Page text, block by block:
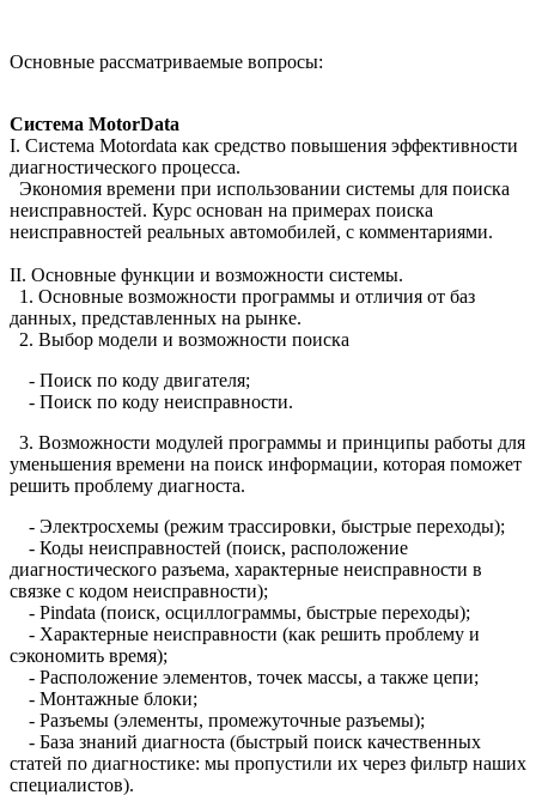
Основные рассматриваемые вопросы:
Система MotorData
I. Система Motordata как средство повышения эффективности
диагностического процесса.
Экономия времени при использовании системы для поиска
неисправностей. Курс основан на примерах поиска
неисправностей реальных автомобилей, с комментариями.
II. Основные функции и возможности системы.
1. Основные возможности программы и отличия от баз
данных, представленных на рынке.
2. Выбор модели и возможности поиска
- Поиск по коду двигателя;
- Поиск по коду неисправности.
3. Возможности модулей программы и принципы работы для
уменьшения времени на поиск информации, которая поможет
решить проблему диагноста.
- Электросхемы (режим трассировки, быстрые переходы);
- Коды неисправностей (поиск, расположение
диагностического разъема, характерные неисправности в
связке с кодом неисправности);
- Pindata (поиск, осциллограммы, быстрые переходы);
- Характерные неисправности (как решить проблему и
сэкономить время);
- Расположение элементов, точек массы, а также цепи;
- Монтажные блоки;
- Разъемы (элементы, промежуточные разъемы);
- База знаний диагноста (быстрый поиск качественных
статей по диагностике: мы пропустили их через фильтр наших
специалистов).